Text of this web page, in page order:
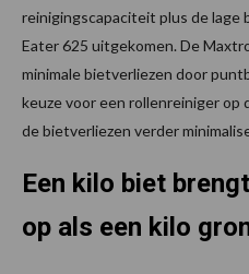
reinigingscapaciteit plus de lage
Eater 625 uitgekomen. De
minimale bietverliezen door
keuze voor een rollenreiniger op
de bietverliezen verder
Een kilo biet
op als een kilo